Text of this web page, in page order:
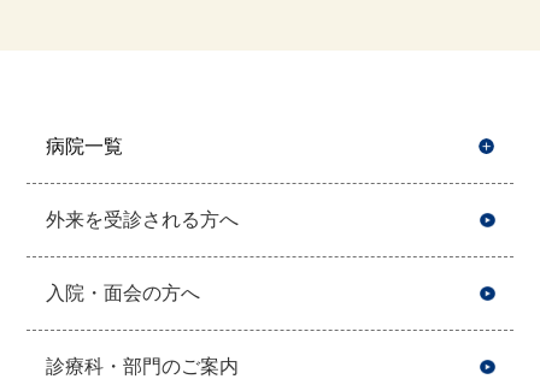
病院一覧
外来を受診される方へ
入院・面会の方へ
診療科・部門のご案内